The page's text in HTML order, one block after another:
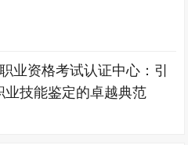
业资格考试认证中心：引
业技能鉴定的卓越典范